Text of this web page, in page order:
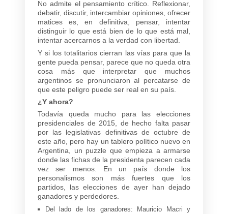
No admite el pensamiento crítico. Reflexionar,
debatir, discutir, intercambiar opiniones, ofrecer
matices es, en definitiva, pensar, intentar
distinguir lo que está bien de lo que está mal,
intentar acercarnos a la verdad con libertad.
Y si los totalitarios cierran las vías para que la
gente pueda pensar, parece que no queda otra
cosa más que interpretar que muchos
argentinos se pronunciaron al percatarse de
que este peligro puede ser real en su país.
¿Y ahora?
Todavía queda mucho para las elecciones
presidenciales de 2015, de hecho falta pasar
por las legislativas definitivas de octubre de
este año, pero hay un tablero político nuevo en
Argentina, un puzzle que empieza a armarse
donde las fichas de la presidenta parecen cada
vez ser menos. En un país donde los
personalismos son más fuertes que los
partidos, las elecciones de ayer han dejado
ganadores y perdedores.
Del lado de los ganadores: Mauricio Macri y